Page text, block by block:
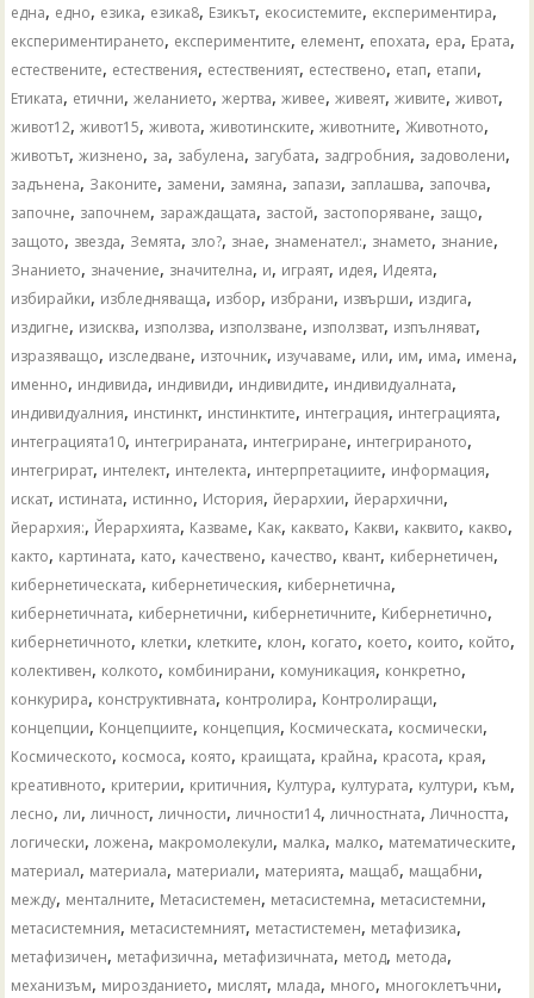
една, едно, езика, езика8, Езикът, екосистемите, експериментира,
експериментирането, експериментите, елемент, епохата, ера, Ерата,
естествените, естествения, естественият, естествено, етап, етапи,
Етиката, етични,желанието,жертва,живее,живеят,живите,живот,
живот12,живот15,живота,животинските,животните, Животното,
животът,жизнено, за, забулена, загубата, задгробния, задоволени,
задънена, Законите, замени, замяна, запази, заплашва, започва,
започне, започнем, зараждащата, застой, застопоряване, защо,
защото, звезда, Земята, зло?, знае, знаменател:, знамето, знание,
Знанието, значение, значителна, и, играят, идея, Идеята,
избирайки, избледняваща, избор, избрани, извърши, издига,
издигне, изисква, използва, използване, използват, изпълняват,
изразяващо, изследване, източник, изучаваме, или, им, има, имена,
именно, индивида, индивиди, индивидите, индивидуалната,
индивидуалния, инстинкт, инстинктите, интеграция, интеграцията,
интеграцията10, интегрираната, интегриране, интегрираното,
интегрират, интелект, интелекта, интерпретациите, информация,
искат, истината, истинно, История, йерархии, йерархични,
йерархия:, Йерархията, Казваме, Как, каквато, Какви, каквито, какво,
както, картината, като, качествено, качество, квант, кибернетичен,
кибернетическата, кибернетическия, кибернетична,
кибернетичната, кибернетични, кибернетичните, Кибернетично,
кибернетичното, клетки, клетките, клон, когато, което, които, който,
колективен, колкото, комбинирани, комуникация, конкретно,
конкурира, конструктивната, контролира, Контролиращи,
концепции, Концепциите, концепция, Космическата, космически,
Космическото, космоса, която, краищата, крайна, красота, края,
креативното, критерии, критичния, Култура, културата, култури, към,
лесно, ли, личност, личности, личности14, личностната, Личността,
логически, ложена, макромолекули, малка, малко, математическите,
материал, материала, материали, материята, мащаб, мащабни,
между, менталните, Метасистемен, метасистемна, метасистемни,
метасистемния, метасистемният, метастистемен, метафизика,
метафизичен, метафизична, метафизичната, метод, метода,
механизъм, мирозданието, мислят, млада, много, многоклетъчни,